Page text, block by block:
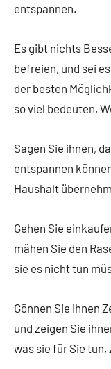
entspannen.
Es gibt nichts
befreien, und sei
der besten
so viel bedeuten,
Sagen Sie ihnen,
entspannen
Haushalt
Gehen Sie
mähen Sie den
sie es nicht tun
Gönnen Sie ihnen
und zeigen Sie
was sie für Sie